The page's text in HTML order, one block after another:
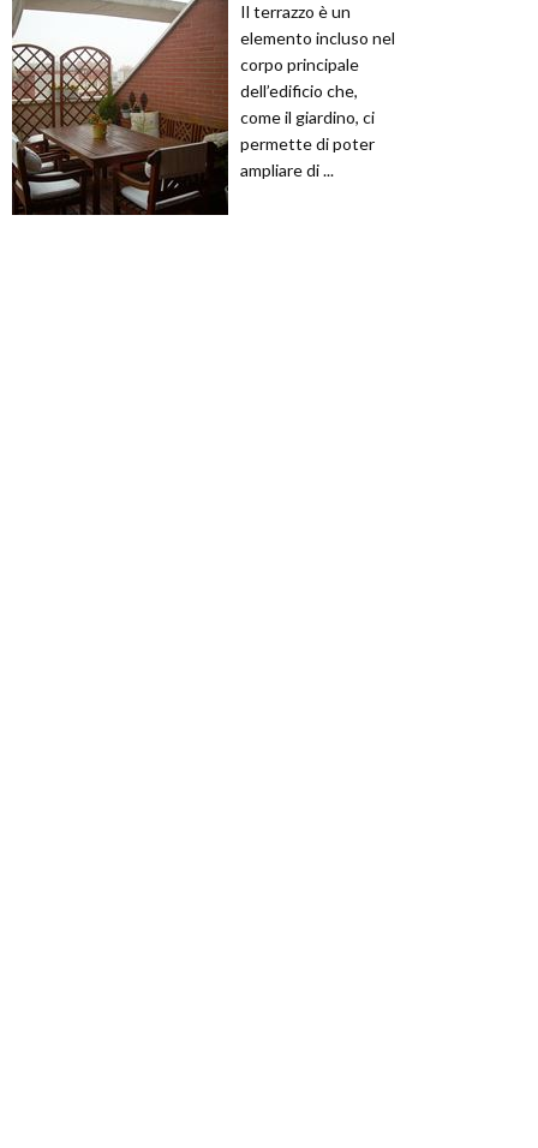
Il terrazzo è un
elemento incluso nel
corpo principale
dell’edificio che,
come il giardino, ci
permette di poter
ampliare di ...